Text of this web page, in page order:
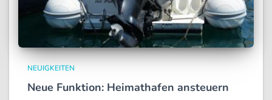
NEUIGKEITEN
Neue Funktion: Heimathafen ansteuern